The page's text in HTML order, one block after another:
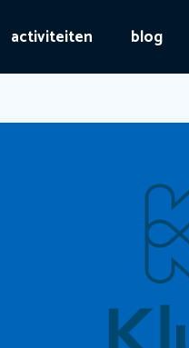
activiteiten blog